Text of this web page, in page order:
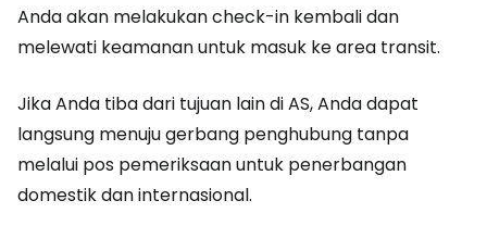
Anda akan melakukan check-in kembali dan
melewati keamanan untuk masuk ke area transit.
Jika Anda tiba dari tujuan lain di AS, Anda dapat
langsung menuju gerbang penghubung tanpa
melalui pos pemeriksaan untuk penerbangan
domestik dan internasional.